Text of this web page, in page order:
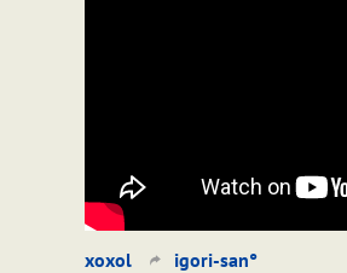
xoxol igori-san°